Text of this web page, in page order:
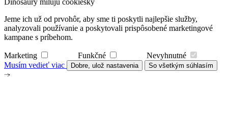
Dinosaury milujú cookiesky
Jeme ich už od prvohôr, aby sme ti poskytli najlepšie služby,
analyzovali používanie a poskytovali prispôsobené marketingové
kampane s príbehom.
Marketing Funkčné
Nevyhnutné
Musím vedieť viac
Dobre, ulož nastavenia So všetkým súhlasím